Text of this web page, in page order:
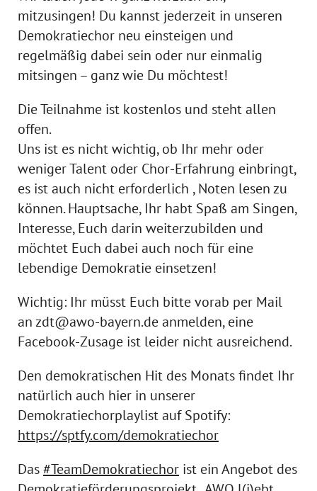
mitzusingen! Du kannst jederzeit in unseren
Demokratiechor neu einsteigen und
regelmäßig dabei sein oder nur einmalig
mitsingen – ganz wie Du möchtest!
Die Teilnahme ist kostenlos und steht allen
offen.
Uns ist es nicht wichtig, ob Ihr mehr oder
weniger Talent oder Chor-Erfahrung einbringt,
es ist auch nicht erforderlich , Noten lesen zu
können. Hauptsache, Ihr habt Spaß am Singen,
Interesse, Euch darin weiterzubilden und
möchtet Euch dabei auch noch für eine
lebendige Demokratie einsetzen!
Wichtig: Ihr müsst Euch bitte vorab per Mail
an zdt@awo-bayern.de anmelden, eine
Facebook-Zusage ist leider nicht ausreichend.
Den demokratischen Hit des Monats findet Ihr
natürlich auch hier in unserer
Demokratiechorplaylist auf Spotify:
https://sptfy.com/demokratiechor
Das#TeamDemokratiechor ist ein Angebot des